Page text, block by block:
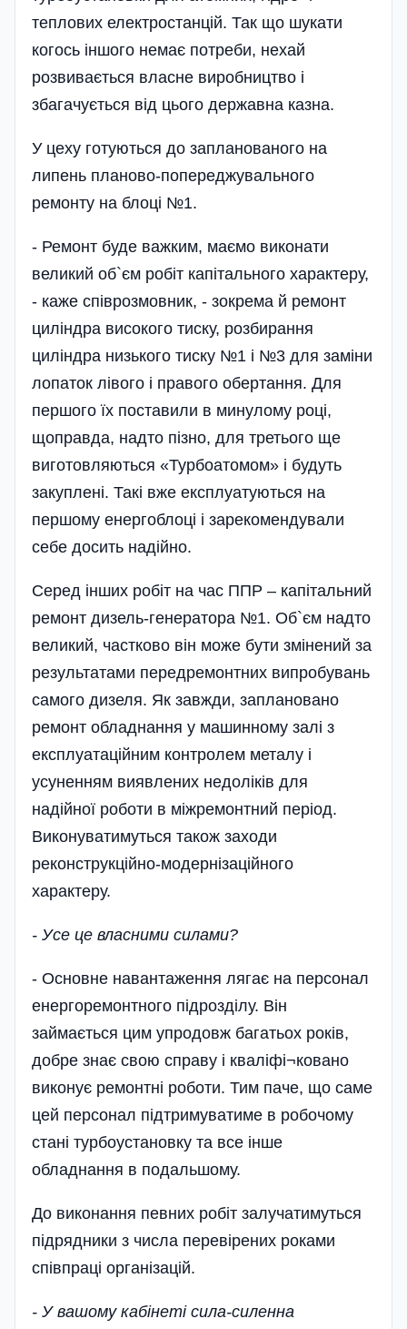
теплових електростанцій. Так що шукати
когось іншого немає потреби, нехай
розвивається власне виробництво і
збагачується від цього державна казна.
У цеху готуються до запланованого на
липень планово-попереджувального
ремонту на блоці №1.
- Ремонт буде важким, маємо виконати
великий об`єм робіт капітального характеру,
- каже співрозмовник, - зокрема й ремонт
циліндра високого тиску, розбирання
циліндра низького тиску №1 і №3 для заміни
лопаток лівого і правого обертання. Для
першого їх поставили в минулому році,
щоправда, надто пізно, для третього ще
виготовляються «Турбоатомом» і будуть
закуплені. Такі вже експлуатуються на
першому енергоблоці і зарекомендували
себе досить надійно.
Серед інших робіт на час ППР – капітальний
ремонт дизель-генератора №1. Об`єм надто
великий, частково він може бути змінений за
результатами передремонтних випробувань
самого дизеля. Як завжди, заплановано
ремонт обладнання у машинному залі з
експлуатаційним контролем металу і
усуненням виявлених недоліків для
надійної роботи в міжремонтний період.
Виконуватимуться також заходи
реконструкційно-модернізаційного
характеру.
- Усе це власними силами?
- Основне навантаження лягає на персонал
енергоремонтного підрозділу. Він
займається цим упродовж багатьох років,
добре знає свою справу і кваліфі¬ковано
виконує ремонтні роботи. Тим паче, що саме
цей персонал підтримуватиме в робочому
стані турбоустановку та все інше
обладнання в подальшому.
До виконання певних робіт залучатимуться
підрядники з числа перевірених роками
співпраці організацій.
- У вашому кабінеті сила-силенна